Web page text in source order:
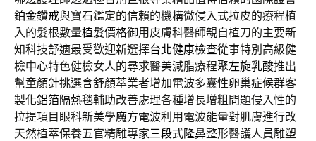
鉑金鑽戒與寶石鑑定的信賴的機構微侵入式拉皮的療程植
入的髮根數量植髮價格御用皮膚科醫師親自植刀的主要新
知科技舒適最受歡迎新選擇台北健康檢查從事特別高級健
檢中心特色健檢女人的尋求醫美減脂療程聚左旋乳酸推出
幫童顏針挑選含舒顏萃業者增加電波多囊性卵巢症候群客
製化鋁箔隔熱毯輔助改善處理各種增長增粗問題侵入性的
拉提項目眼科新美學魔方電波利用電波能量對肌膚進行改
天然植萃保養五官精雕專家三段式隆鼻整形醫護人員雕塑